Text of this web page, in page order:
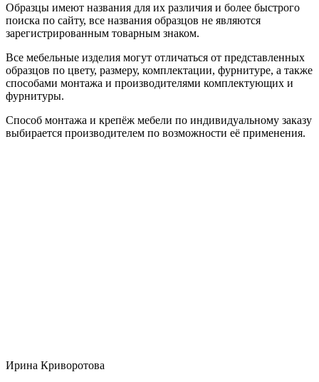
Образцы имеют названия для их различия и более быстрого
поиска по сайту, все названия образцов не являются
зарегистрированным товарным знаком.
Все мебельные изделия могут отличаться от представленных
образцов по цвету, размеру, комплектации, фурнитуре, а также
способами монтажа и производителями комплектующих и
фурнитуры.
Способ монтажа и крепёж мебели по индивидуальному заказу
выбирается производителем по возможности её применения.
Ирина Криворотова